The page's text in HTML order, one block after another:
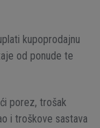
kupoprodajnu
od ponude te
porez, trošak
i troškove sastava